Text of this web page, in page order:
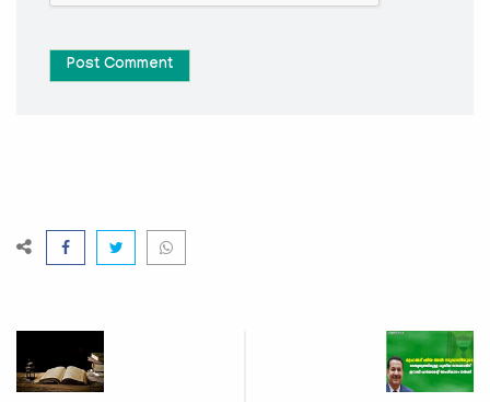
Post Comment